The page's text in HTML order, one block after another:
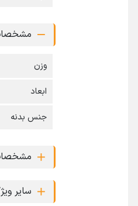
وزن
ابعاد
جنس بدنه
سایر